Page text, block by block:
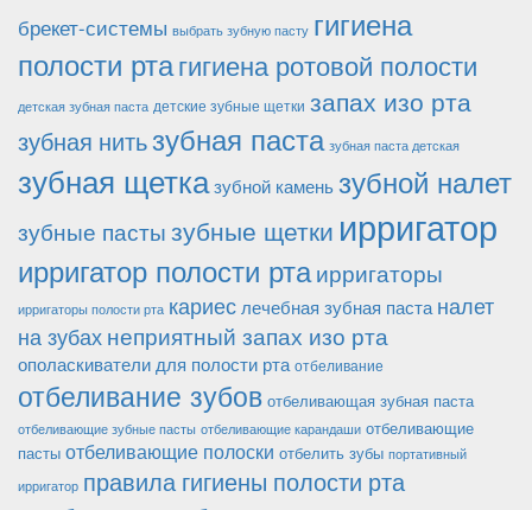
брекет-системы выбрать зубную пасту гигиена
полости ртагигиена ротовой полости
детская зубная паста детские зубные щетки запах изо рта
зубная нитьзубная паста зубная паста детская
зубная щетказубной каменьзубной налет
зубные пастызубные щетки ирригатор
ирригатор полости ртаирригаторы
ирригаторы полости рта кариес лечебная зубная паста налет
на зубахнеприятный запах изо рта
ополаскиватели для полости рта отбеливание
отбеливание зубов отбеливающая зубная паста
отбеливающие зубные пасты отбеливающие карандаши отбеливающие
пасты отбеливающие полоски отбелить зубы портативный
ирригатор правила гигиены полости рта